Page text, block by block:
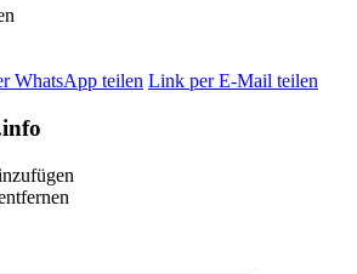
WhatsApp teilen Link per E-Mail teilen